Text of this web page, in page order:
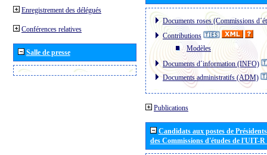
Enregistrement des délégués
Conférences relatives
Salle de presse
Documents roses (Commissions
Contributions
Modèles
Documents d´information (INFO)
Documents administratifs (ADM)
Publications
Candidats aux postes de
des Commissions d'études de l'UIT-